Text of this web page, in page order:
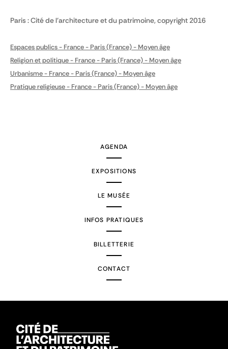
Paris : Cité de l'architecture et du patrimoine, copyright 2016
Espaces publics - France - Paris (France) - Moyen âge
Religion et politique - France - Paris (France) - Moyen âge
Urbanisme - France - Paris (France) - Moyen âge
Pratique religieuse - France - Paris (France) - Moyen âge
AGENDA
EXPOSITIONS
LE MUSÉE
INFOS PRATIQUES
BILLETTERIE
CONTACT